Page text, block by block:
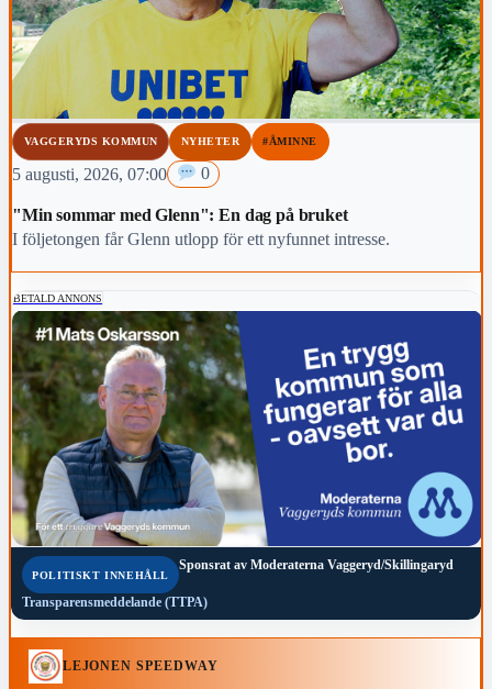
VAGGERYDS KOMMUN NYHETER #ÅMINNE
5 augusti, 2026, 07:00 0
"Min sommar med Glenn": En dag på bruket
I följetongen får Glenn utlopp för ett nyfunnet intresse.
BETALD ANNONS
POLITISKT INNEHÅLL
Sponsrat av Moderaterna Vaggeryd/Skillingaryd
Transparensmeddelande (TTPA)
LEJONEN SPEEDWAY